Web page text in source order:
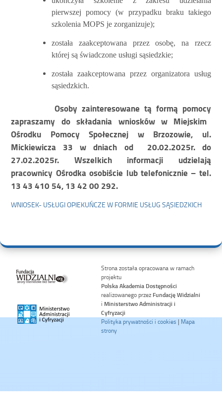
pierwszej pomocy (w przypadku braku takiego
szkolenia MOPS je zorganizuje);
została zaakceptowana przez osobę, na rzecz
której są świadczone usługi sąsiedzkie;
została zaakceptowana przez organizatora usług
sąsiedzkich.
Osoby zainteresowane tą formą pomocy
zapraszamy do składania wniosków w Miejskim
Ośrodku Pomocy Społecznej w Brzozowie, ul.
Mickiewicza 33 w dniach od 20.02.2025r. do
27.02.2025r. Wszelkich informacji udzielają
pracownicy Ośrodka osobiście lub telefonicznie – tel.
13 43 410 54, 13 42 00 292.
WNIOSEK- USŁUGI OPIEKUŃCZE W FORMIE USŁUG SĄSIEDZKICH
Strona została opracowana w ramach
projektu
Polska Akademia Dostępności
realizowanego przez Fundację Widzialni
i Ministerstwo Administracji i
Cyfryzacji
Polityka prywatności i cookies | Mapa
strony